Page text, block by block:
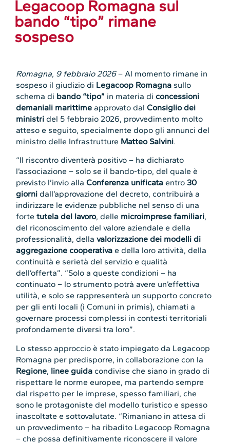
Legacoop Romagna sul
bando “tipo” rimane
sospeso
Romagna, 9 febbraio 2026– Al momento rimane in
sospeso il giudizio di Legacoop Romagna sullo
schema di bando “tipo” in materia diconcessioni
demaniali marittimeapprovato dalConsiglio dei
ministri del 5 febbraio 2026, provvedimento molto
atteso e seguito, specialmente dopo gli annunci del
ministro delle Infrastrutture Matteo Salvini.
“Il riscontro diventerà positivo – ha dichiarato
l’associazione – solo se il bando-tipo, del quale è
previsto l’invio alla Conferenza unificata entro 30
giornidall’approvazione del decreto, contribuirà a
indirizzare le evidenze pubbliche nel senso di una
forte tutela del lavoro, delle microimprese familiari,
del riconoscimento del valore aziendale e della
professionalità, della valorizzazione dei modelli di
aggregazione cooperativa e della loro attività, della
continuità e serietà del servizio e qualità
dell’offerta”. “Solo a queste condizioni – ha
continuato – lo strumento potrà avere un’effettiva
utilità, e solo se rappresenterà un supporto concreto
per gli enti locali (i Comuni in primis), chiamati a
governare processi complessi in contesti territoriali
profondamente diversi tra loro”.
Lo stesso approccio è stato impiegato da Legacoop
Romagna per predisporre, in collaborazione con la
Regione, linee guidacondivise che siano in grado di
rispettare le norme europee, ma partendo sempre
dal rispetto per le imprese, spesso familiari, che
sono le protagoniste del modello turistico e spesso
inascoltate e sottovalutate. “Rimaniano in attesa di
un provvedimento – ha ribadito Legacoop Romagna
– che possa definitivamente riconoscere il valore